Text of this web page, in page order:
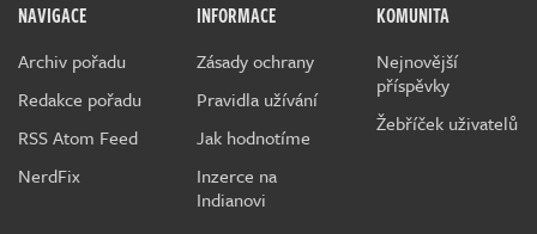
NAVIGACE
Archiv pořadu
Redakce pořadu
RSS Atom Feed
NerdFix
INFORMACE
Zásady ochrany
Pravidla užívání
Jak hodnotíme
Inzerce na
Indianovi
KOMUNITA
Nejnovější
příspěvky
Žebříček uživatelů